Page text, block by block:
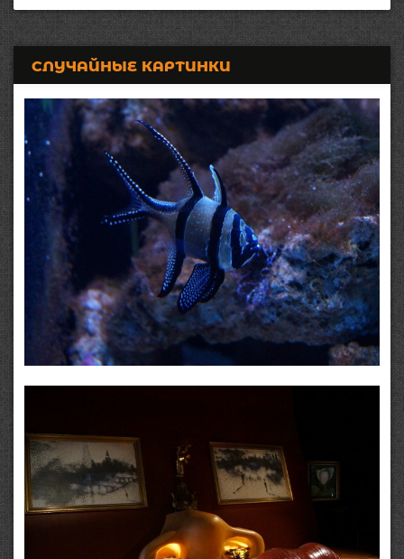
СЛУЧАЙНЫЕ КАРТИНКИ